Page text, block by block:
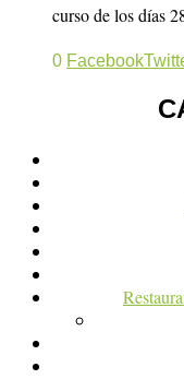
curso de los días
0 Facebook